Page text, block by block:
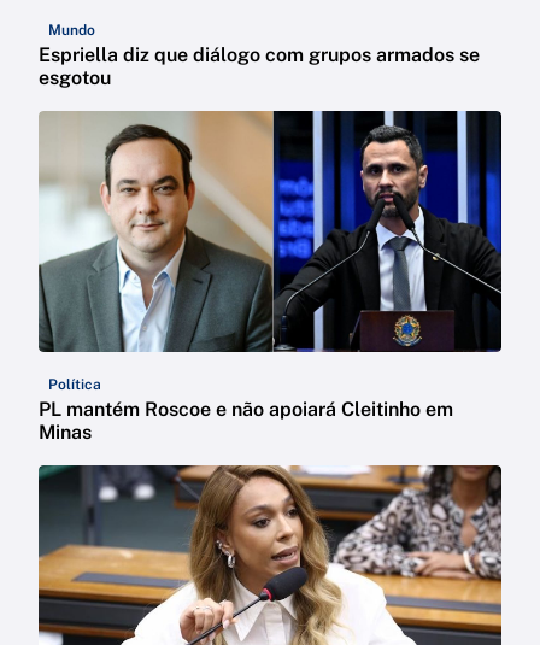
Mundo
Espriella diz que diálogo com grupos armados se
esgotou
Política
PL mantém Roscoe e não apoiará Cleitinho em
Minas